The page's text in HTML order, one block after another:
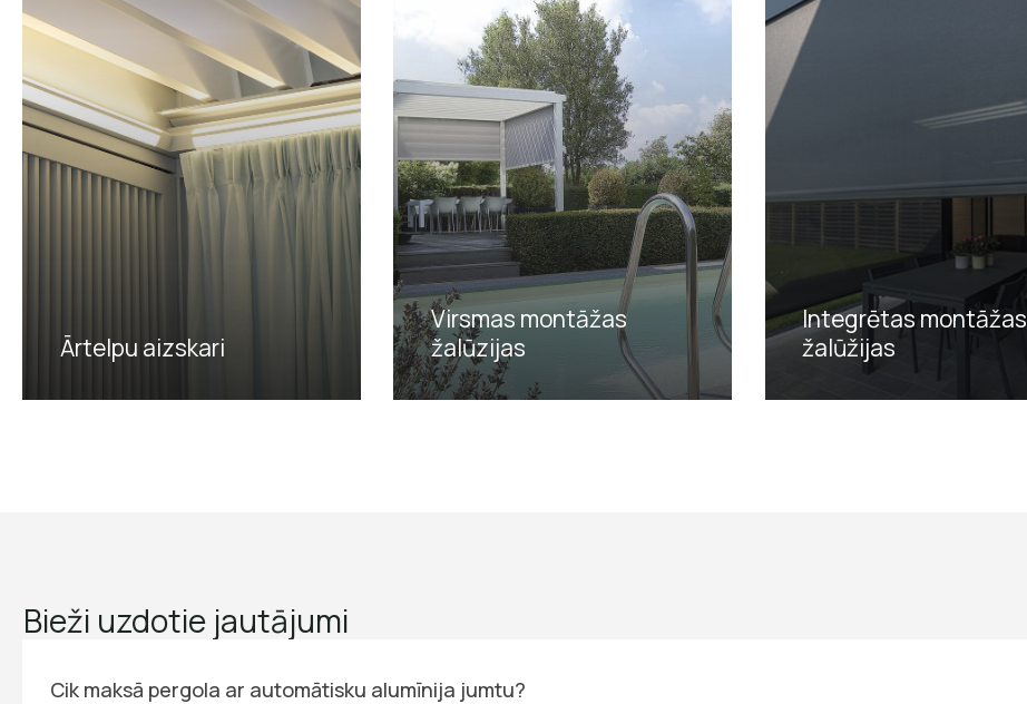
Ārtelpu aizskari
Virsmas montāžas
žalūzijas
Integrētas montāžas
žalūžijas
Bieži uzdotie jautājumi
Cik maksā pergola ar automātisku alumīnija jumtu?